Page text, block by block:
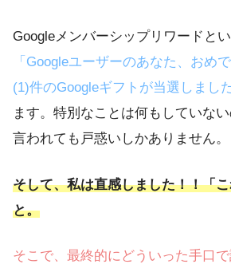
Googleメンバーシップリワードとい
「Googleユーザーのあなた、おめ
(1)件のGoogleギフトが当選しました
ます。特別なことは何もしていな
言われても戸惑いしかありません。
そして、私は直感しました！！「
と。
そこで、最終的にどういった手口